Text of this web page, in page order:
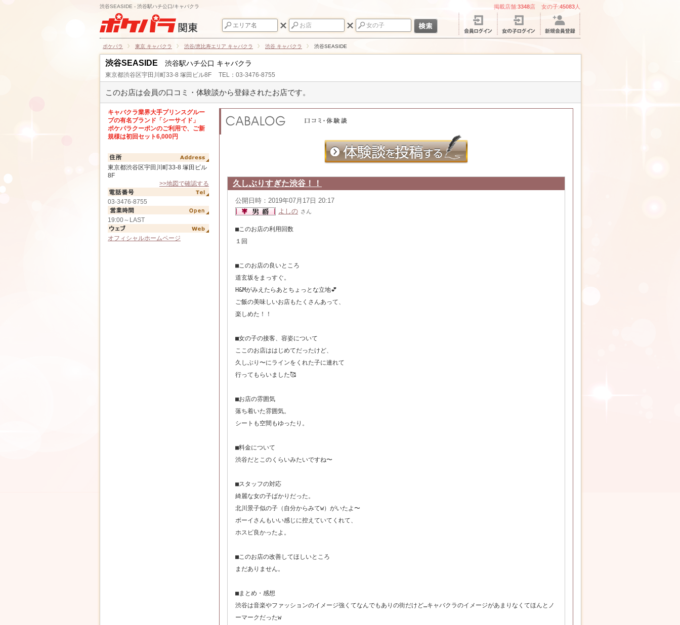
渋谷SEASIDE - 渋谷駅ハチ公口/キャバクラ 掲載店舗:3348店 女の子:45083 人
ポケパラ 東京 キャバクラ 渋谷/恵比寿エリア キャバクラ 渋谷 キャバクラ 渋谷SEASIDE
渋谷SEASIDE 渋谷駅ハチ公口 キャバクラ
東京都渋谷区宇田川町33-8 塚田ビル8F TEL：03-3476-8755
このお店は会員の口コミ・体験談から登録されたお店です。
キャバクラ業界大手プリンスグルー
プの有名ブランド「シーサイド」
ポケパラクーポンのご利用で、ご新
規様は初回セット6,000円
東京都渋谷区宇田川町33-8 塚田ビル
8F
>>地図で確認する
03-3476-8755
19:00～LAST
オフィシャルホームページ
久しぶりすぎた渋谷！！
公開日時：2019年07月17日 20:17
よしの さん
■このお店の利用回数
１回
■このお店の良いところ
道玄坂をまっすぐ。
H&Mがみえたらあとちょっとな立地💕
ご飯の美味しいお店もたくさんあって、
楽しめた！！
■女の子の接客、容姿について
ここのお店ははじめてだったけど、
久しぶり〜にラインをくれた子に連れて
行ってもらいました🥰
■お店の雰囲気
落ち着いた雰囲気。
シートも空間もゆったり。
■料金について
渋谷だとこのくらいみたいですね〜
■スタッフの対応
綺麗な女の子ばかりだった。
北川景子似の子（自分からみてw）がいたよ〜
ボーイさんもいい感じに控えていてくれて、
ホスピ良かったよ。
■このお店の改善してほしいところ
まだありません。
■まとめ・感想
渋谷は音楽やファッションのイメージ強くてなんでもありの街だけど…キャバクラのイメージがあまりなくてほんとノ
ーマークだったw